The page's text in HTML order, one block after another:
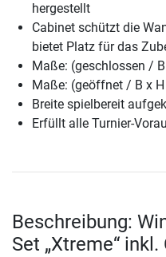
hergestellt
Cabinet schützt die
bietet Platz für das
Maße: (geschlossen /
Maße: (geöffnet / B x
Breite spielbereit
Erfüllt alle Turnier-
Beschreibung:
Set „Xtreme“